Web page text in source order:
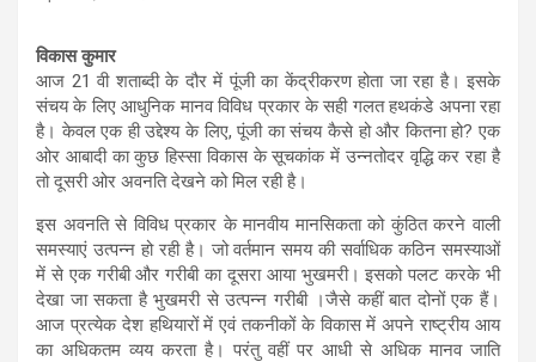
विकास कुमार
आज 21 वी शताब्दी के दौर में पूंजी का केंद्रीकरण होता जा रहा है। इसके
संचय के लिए आधुनिक मानव विविध प्रकार के सही गलत हथकंडे अपना रहा
है। केवल एक ही उद्देश्य के लिए, पूंजी का संचय कैसे हो और कितना हो? एक
ओर आबादी का कुछ हिस्सा विकास के सूचकांक में उन्नतोदर वृद्धि कर रहा है
तो दूसरी ओर अवनति देखने को मिल रही है।
इस अवनति से विविध प्रकार के मानवीय मानसिकता को कुंठित करने वाली
समस्याएं उत्पन्न हो रही है। जो वर्तमान समय की सर्वाधिक कठिन समस्याओं
में से एक गरीबी और गरीबी का दूसरा आया भुखमरी। इसको पलट करके भी
देखा जा सकता है भुखमरी से उत्पन्न गरीबी ।जैसे कहीं बात दोनों एक हैं।
आज प्रत्येक देश हथियारों में एवं तकनीकों के विकास में अपने राष्ट्रीय आय
का अधिकतम व्यय करता है। परंतु वहीं पर आधी से अधिक मानव जाति